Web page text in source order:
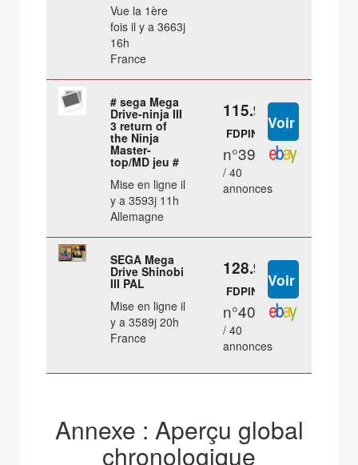
Vue la 1ère
fois il y a 3663j
16h
France
# sega Mega
Drive-ninja III
3 return of
the Ninja
Master-
top/MD jeu #
Mise en ligne il
y a 3593j 11h
Allemagne
115.99 €
FDPIN
n°39
/ 40
annonces
SEGA Mega
Drive Shinobi
III PAL
Mise en ligne il
y a 3589j 20h
France
128.94 €
FDPIN
n°40
/ 40
annonces
Annexe : Aperçu global
chronologique